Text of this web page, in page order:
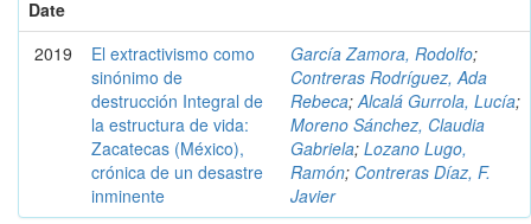
Date
2019
El extractivismo como
sinónimo de
destrucción Integral de
la estructura de vida:
Zacatecas (México),
crónica de un desastre
inminente
García Zamora, Rodolfo;
Contreras Rodríguez, Ada
Rebeca; Alcalá Gurrola, Lucía;
Moreno Sánchez, Claudia
Gabriela; Lozano Lugo,
Ramón; Contreras Díaz, F.
Javier